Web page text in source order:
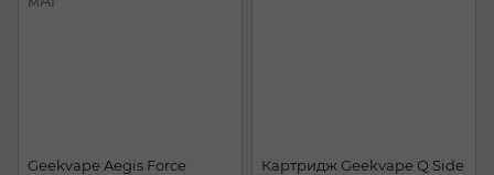
Geekvape Aegis Force
Картридж Geekvape Q Side